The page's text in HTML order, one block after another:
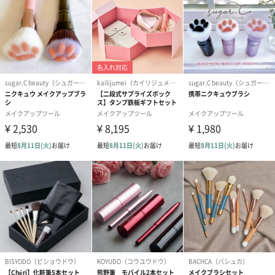
お手入れ方法
ブラシが汚れたら、洗顔用洗剤や固形石鹸などを付けてぬるま湯
で洗ってください。
洗浄後はぬるま湯でよくすすぎ、タオルで水気を取ってからよく
乾かしてください。
Tool No.01 : Stationery Series（セット内容）
Brush 01 : Eyeshadow brush
広く塗るのに最適なミニパンブラシで、立てて使うと狭い部分ま
で細かなタッチが可能。アイシャドウブラシとして、目元のハイ
ライトブラシとしてもマルチに活躍してくれます。